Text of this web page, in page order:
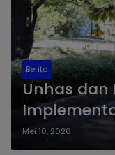
Berita
Unhas dan
Hasil Riset
Mei 10, 2026